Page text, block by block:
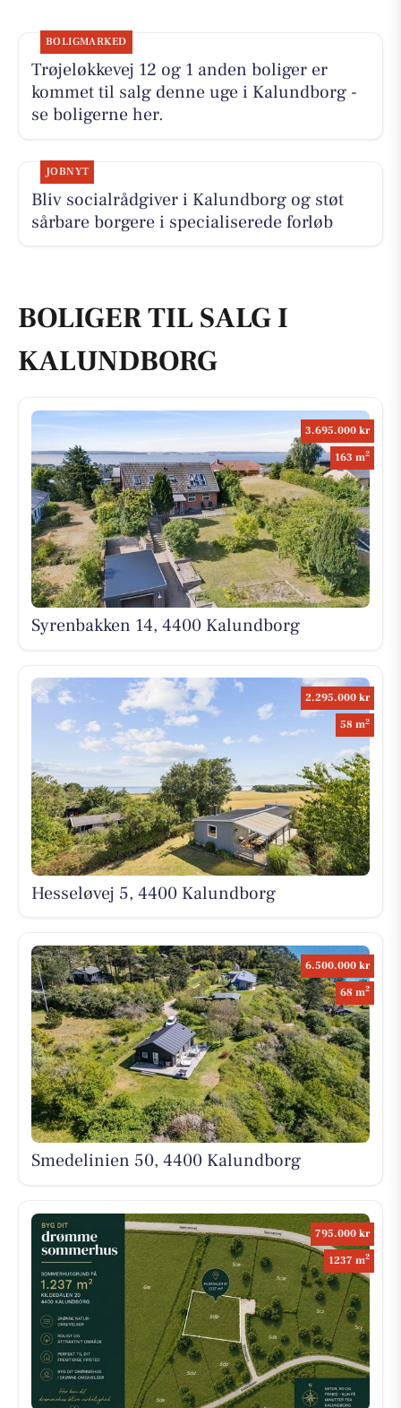
BOLIGMARKED
Trøjeløkkevej 12 og 1 anden boliger er
kommet til salg denne uge i Kalundborg -
se boligerne her.
JOBNYT
Bliv socialrådgiver i Kalundborg og støt
sårbare borgere i specialiserede forløb
BOLIGER TIL SALG I
KALUNDBORG
3.695.000 kr
163 m2
Syrenbakken 14, 4400 Kalundborg
2.295.000 kr
58 m2
Hesseløvej 5, 4400 Kalundborg
6.500.000 kr
68 m2
Smedelinien 50, 4400 Kalundborg
795.000 kr
1237 m2